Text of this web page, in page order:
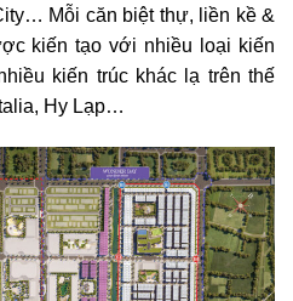
Mỗi căn biệt thự, liền kề &
kiến tạo với nhiều loại kiến
kiến trúc khác lạ trên thế
Hy Lạp…